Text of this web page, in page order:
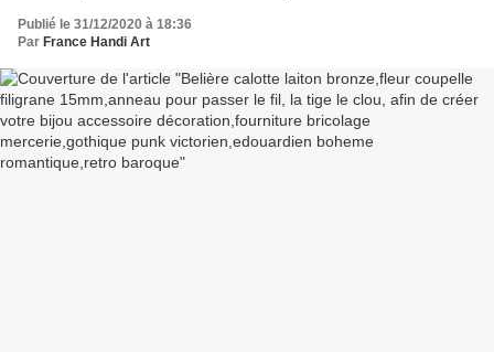
décoration,fourniture bricolage
mercerie,gothique punk victorien,edouardien
boheme romantique,retro baroque
Publié le 31/12/2020 à 18:36
Par France Handi Art